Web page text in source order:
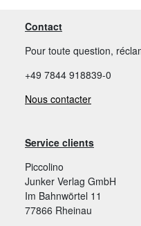
Contact
Pour toute question,
+49 7844 918839-0
Nous contacter
Service clients
Piccolino
Junker Verlag GmbH
Im Bahnwörtel 11
77866 Rheinau